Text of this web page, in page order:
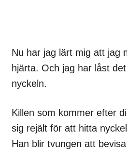
Nu har jag lärt mig att jag
hjärta. Och jag har låst
nyckeln.
Killen som kommer efter
sig rejält för att hitta
Han blir tvungen att